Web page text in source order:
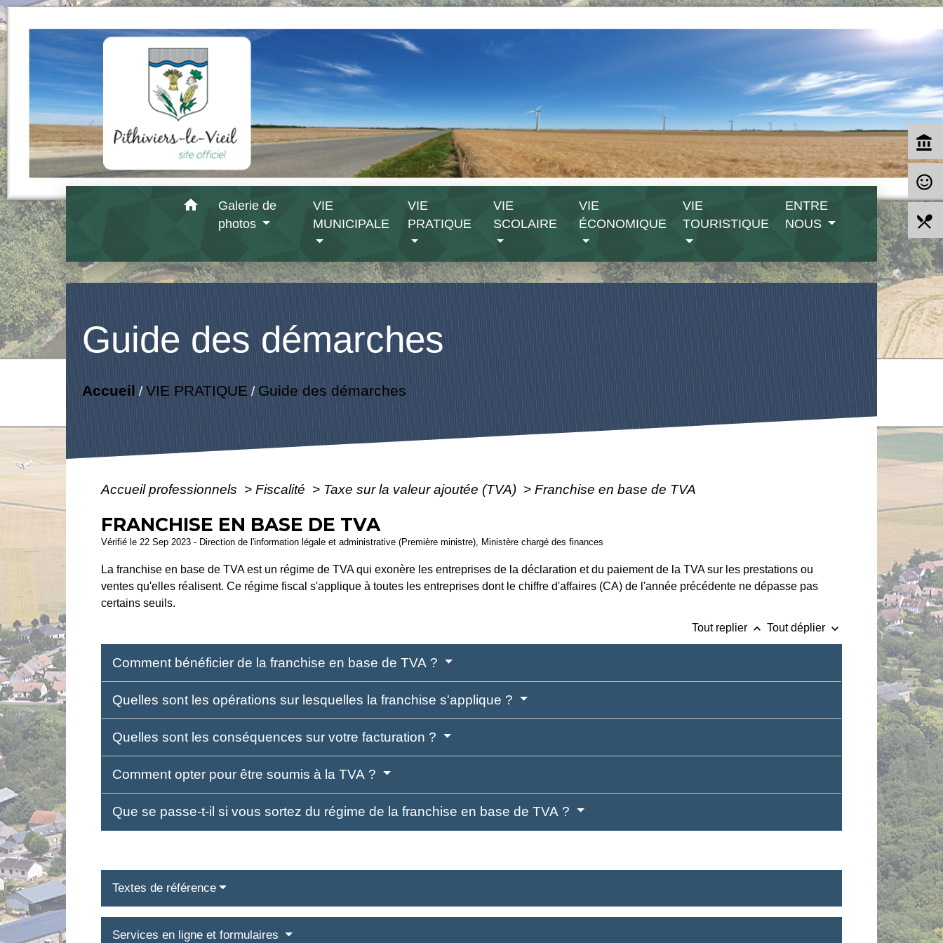
home
Galerie de
photos
VIE
MUNICIPALE
VIE
PRATIQUE
VIE
SCOLAIRE
VIE
ÉCONOMIQUE
VIE
TOURISTIQUE
ENTRE
NOUS
Guide des démarches
Accueil /VIE PRATIQUE/ Guide des démarches
Accueil professionnels > Fiscalité > Taxe sur la valeur ajoutée (TVA) > Franchise en base de TVA
FRANCHISE EN BASE DE TVA
Vérifié le 22 Sep 2023 - Direction de l'information légale et administrative (Première ministre), Ministère chargé des finances
La franchise en base de TVA est un régime de TVA qui exonère les entreprises de la déclaration et du paiement de la TVA sur les prestations ou
ventes qu'elles réalisent. Ce régime fiscal s'applique à toutes les entreprises dont le chiffre d'affaires (CA) de l'année précédente ne dépasse pas
certains seuils.
Tout replier keyboard_arrow_up Tout déplier keyboard_arrow_down
Comment bénéficier de la franchise en base de TVA ?
Quelles sont les opérations sur lesquelles la franchise s'applique ?
Quelles sont les conséquences sur votre facturation ?
Comment opter pour être soumis à la TVA ?
Que se passe-t-il si vous sortez du régime de la franchise en base de TVA ?
Textes de référence
Services en ligne et formulaires
account_balance
sentiment_satisfied_alt
local_dining